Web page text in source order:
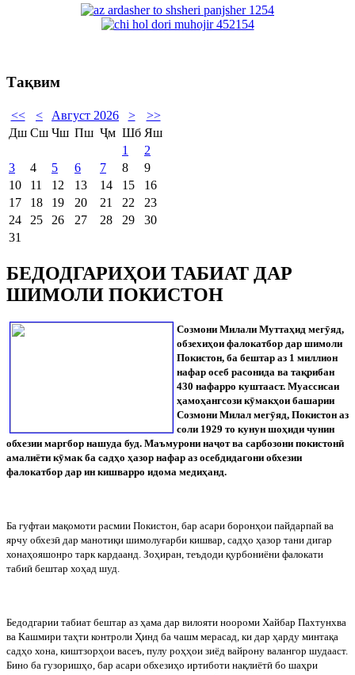
Тақвим
<< < Август 2026 >
>>
Дш Сш Чш Пш Ҷм Шб Яш
1
2
3
4 5 6 7 8
9
10
11 12 13 14 15
16
17
18 19 20 21 22
23
24
25 26 27 28 29
30
31
БЕДОДГАРИҲОИ ТАБИАТ ДАР
ШИМОЛИ ПОКИСТОН
Созмони Милали Муттаҳид мегӯяд,
обзехиҳои фалокатбор дар шимоли
Покистон, ба бештар аз 1 миллион
нафар осеб расонида ва тақрибан
430 нафарро куштааст. Муассисаи
ҳамоҳангсози кӯмакҳои башарии
Созмони Милал мегӯяд, Покистон аз
соли 1929 то кунун шоҳиди чунин
обхезии маргбор нашуда буд. Маъмурони наҷот ва сарбозони покистонӣ
амалиёти кӯмак ба садҳо ҳазор нафар аз осебдидагони обхезии
фалокатбор дар ин кишварро идома медиҳанд.
Ба гуфтаи мақомоти расмии Покистон, бар асари боронҳои пайдарпай ва
ярчу обхезӣ дар манотиқи шимолуғарби кишвар, садҳо ҳазор тани дигар
хонаҳояшонро тарк кардаанд. Зоҳиран, теъдоди қурбониёни фалокати
табиӣ бештар хоҳад шуд.
Бедодгарии табиат бештар аз ҳама дар вилояти ноороми Хайбар Пахтунхва
ва Кашмири таҳти контроли Ҳинд ба чашм мерасад ки дар ҳарду минтақа
садҳо хона киштзорҳои васеъ пулу роҳҳои зиёд вайрону валангор шудааст.
Бино ба гузоришҳо бар асари обхезиҳо иртиботи нақлиётӣ бо шаҳри